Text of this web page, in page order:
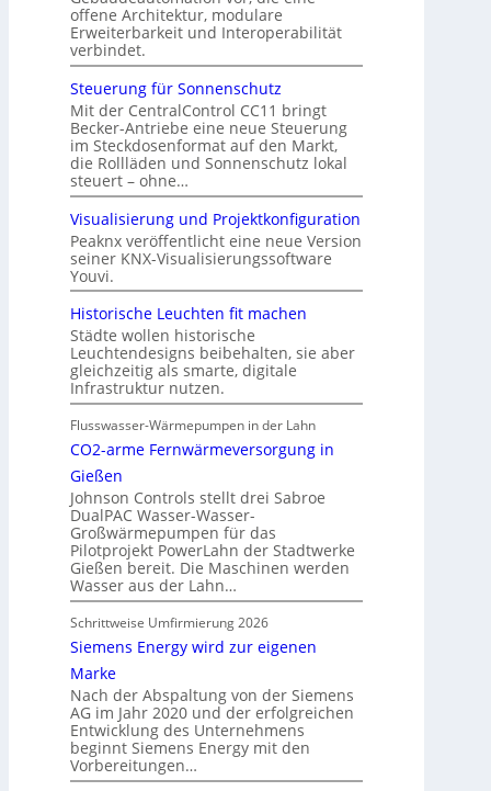
offene Architektur, modulare
Erweiterbarkeit und Interoperabilität
verbindet.
Steuerung für Sonnenschutz
Mit der CentralControl CC11 bringt
Becker-Antriebe eine neue Steuerung
im Steckdosenformat auf den Markt,
die Rollläden und Sonnenschutz lokal
steuert – ohne…
Visualisierung und Projektkonfiguration
Peaknx veröffentlicht eine neue Version
seiner KNX-Visualisierungssoftware
Youvi.
Historische Leuchten fit machen
Städte wollen historische
Leuchtendesigns beibehalten, sie aber
gleichzeitig als smarte, digitale
Infrastruktur nutzen.
Flusswasser-Wärmepumpen in der Lahn
CO2-arme Fernwärmeversorgung in
Gießen
Johnson Controls stellt drei Sabroe
DualPAC Wasser-Wasser-
Großwärmepumpen für das
Pilotprojekt PowerLahn der Stadtwerke
Gießen bereit. Die Maschinen werden
Wasser aus der Lahn…
Schrittweise Umfirmierung 2026
Siemens Energy wird zur eigenen
Marke
Nach der Abspaltung von der Siemens
AG im Jahr 2020 und der erfolgreichen
Entwicklung des Unternehmens
beginnt Siemens Energy mit den
Vorbereitungen…